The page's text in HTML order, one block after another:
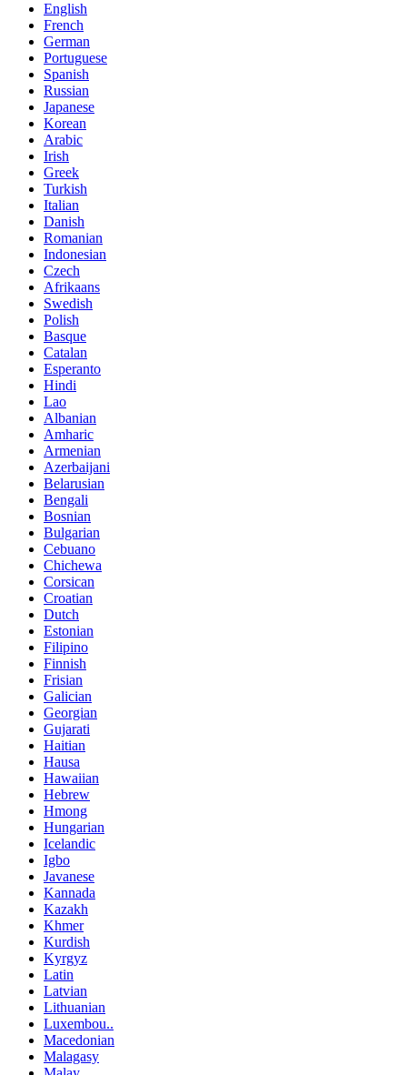
English
French
German
Portuguese
Spanish
Russian
Japanese
Korean
Arabic
Irish
Greek
Turkish
Italian
Danish
Romanian
Indonesian
Czech
Afrikaans
Swedish
Polish
Basque
Catalan
Esperanto
Hindi
Lao
Albanian
Amharic
Armenian
Azerbaijani
Belarusian
Bengali
Bosnian
Bulgarian
Cebuano
Chichewa
Corsican
Croatian
Dutch
Estonian
Filipino
Finnish
Frisian
Galician
Georgian
Gujarati
Haitian
Hausa
Hawaiian
Hebrew
Hmong
Hungarian
Icelandic
Igbo
Javanese
Kannada
Kazakh
Khmer
Kurdish
Kyrgyz
Latin
Latvian
Lithuanian
Luxembou..
Macedonian
Malagasy